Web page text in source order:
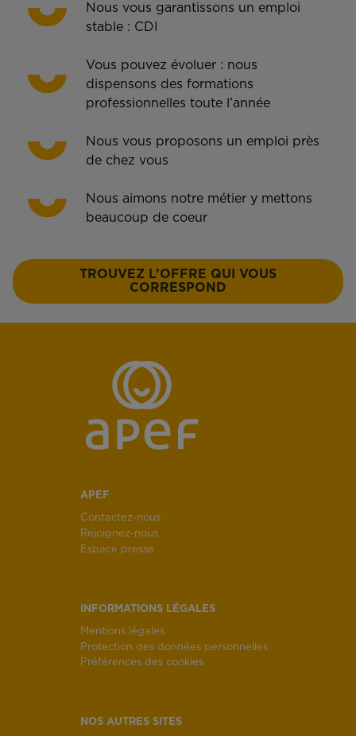
Nous vous garantissons un emploi
stable : CDI
Vous pouvez évoluer : nous
dispensons des formations
professionnelles toute l’année
Nous vous proposons un emploi près
de chez vous
Nous aimons notre métier y mettons
beaucoup de coeur
TROUVEZ L’OFFRE QUI VOUS
CORRESPOND
APEF
Contactez-nous
Rejoignez-nous
Espace presse
INFORMATIONS LÉGALES
Mentions légales
Protection des données personnelles
Préférences des cookies
NOS AUTRES SITES